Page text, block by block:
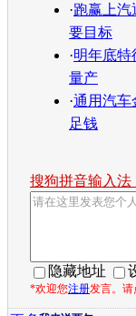
·跑赢上汽
要目标
·明年底特
量产
·通用汽车
足钱
搜狗拼音输入法
隐藏地址
*欢迎您注册发言。请